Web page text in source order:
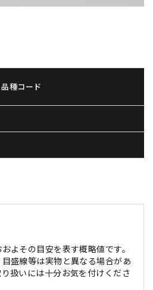
品種コード
よその目安を表す概略値です。
盛線等は実物と異なる場合があ
扱いには十分お気を付けくださ